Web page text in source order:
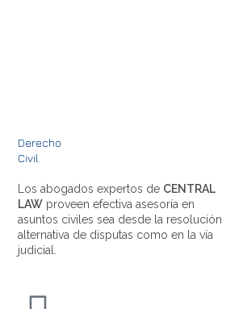
Derecho
Civil
Los abogados expertos de CENTRAL
LAW proveen efectiva asesoría en
asuntos civiles sea desde la resolución
alternativa de disputas como en la vía
judicial.